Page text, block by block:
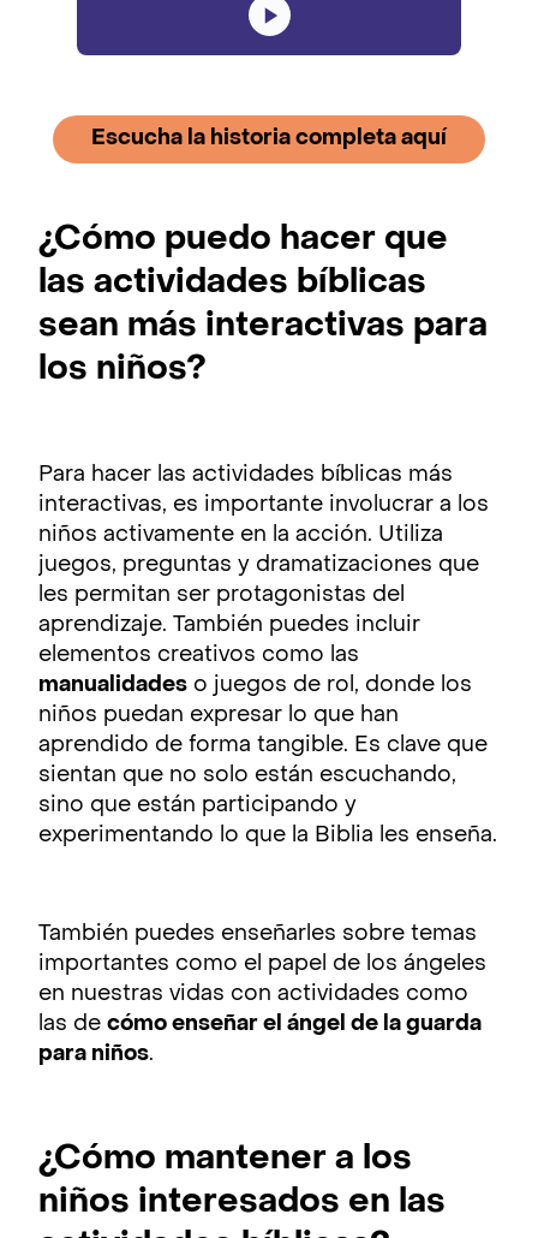
Escucha la historia completa aquí
¿Cómo puedo hacer que
las actividades bíblicas
sean más interactivas para
los niños?
Para hacer las actividades bíblicas más
interactivas, es importante involucrar a los
niños activamente en la acción. Utiliza
juegos, preguntas y dramatizaciones que
les permitan ser protagonistas del
aprendizaje. También puedes incluir
elementos creativos como las
manualidades o juegos de rol, donde los
niños puedan expresar lo que han
aprendido de forma tangible. Es clave que
sientan que no solo están escuchando,
sino que están participando y
experimentando lo que la Biblia les enseña.
También puedes enseñarles sobre temas
importantes como el papel de los ángeles
en nuestras vidas con actividades como
las de cómo enseñar el ángel de la guarda
para niños.
¿Cómo mantener a los
niños interesados en las